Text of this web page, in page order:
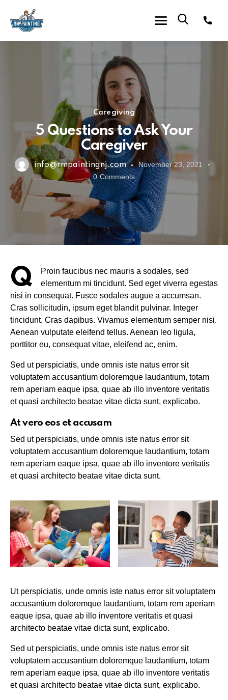
Caregiving
5 Questions to Ask Your
Caregiver
info@rmpaintingnj.com
November 23, 2021
0 Comments
Q
Proin faucibus nec mauris a sodales, sed
elementum mi tincidunt. Sed eget viverra egestas
nisi in consequat. Fusce sodales augue a accumsan.
Cras sollicitudin, ipsum eget blandit pulvinar. Integer
tincidunt. Cras dapibus. Vivamus elementum semper nisi.
Aenean vulputate eleifend tellus. Aenean leo ligula,
porttitor eu, consequat vitae, eleifend ac, enim.
Sed ut perspiciatis, unde omnis iste natus error sit
voluptatem accusantium doloremque laudantium, totam
rem aperiam eaque ipsa, quae ab illo inventore veritatis
et quasi architecto beatae vitae dicta sunt, explicabo.
At vero eos et accusam
Sed ut perspiciatis, unde omnis iste natus error sit
voluptatem accusantium doloremque laudantium, totam
rem aperiam eaque ipsa, quae ab illo inventore veritatis
et quasi architecto beatae vitae dicta sunt.
Ut perspiciatis, unde omnis iste natus error sit voluptatem
accusantium doloremque laudantium, totam rem aperiam
eaque ipsa, quae ab illo inventore veritatis et quasi
architecto beatae vitae dicta sunt, explicabo.
Sed ut perspiciatis, unde omnis iste natus error sit
voluptatem accusantium doloremque laudantium, totam
rem aperiam eaque ipsa, quae ab illo inventore veritatis
et quasi architecto beatae vitae dicta sunt, explicabo.